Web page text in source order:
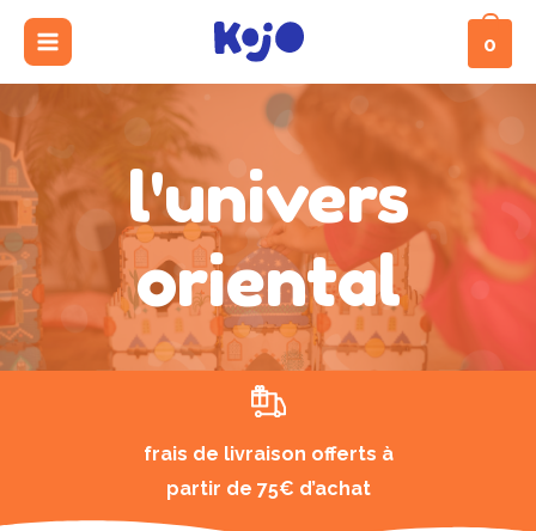
Aller
contenu
main
menu
0
l'univers
oriental
frais de livraison offerts à
partir de 75€ d’achat